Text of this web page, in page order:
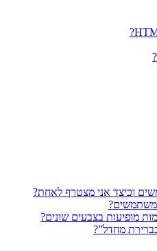
וכיצד אני מצטרף לאחת?
משתמשים?
מופיעות בצבעים שונים?
מחדל”?